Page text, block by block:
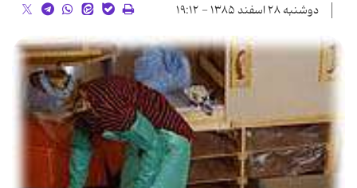
دوشنبه ۲۸ اسفند ۱۳۸۵ - ۱۹:۱۲